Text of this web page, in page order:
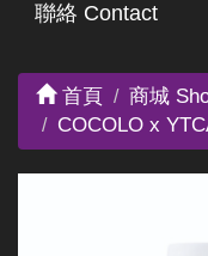
聯絡 Contact
首頁 商城
COCOLO x